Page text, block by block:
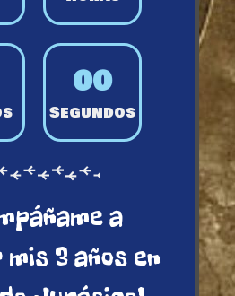
00
Segundos
a
3 años en